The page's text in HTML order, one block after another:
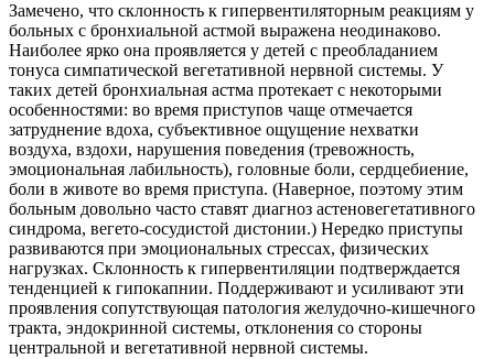
Замечено, что склонность к гипервентиляторным реакциям у
больных с бронхиальной астмой выражена неодинаково.
Наиболее ярко она проявляется у детей с преобладанием
тонуса симпатической вегетативной нервной системы. У
таких детей бронхиальная астма протекает с некоторыми
особенностями: во время приступов чаще отмечается
затруднение вдоха, субъективное ощущение нехватки
воздуха, вздохи, нарушения поведения (тревожность,
эмоциональная лабильность), головные боли, сердцебиение,
боли в животе во время приступа. (Наверное, поэтому этим
больным довольно часто ставят диагноз астеновегетативного
синдрома, вегето-сосудистой дистонии.) Нередко приступы
развиваются при эмоциональных стрессах, физических
нагрузках. Склонность к гипервентиляции подтверждается
тенденцией к гипокапнии. Поддерживают и усиливают эти
проявления сопутствующая патология желудочно-кишечного
тракта, эндокринной системы, отклонения со стороны
центральной и вегетативной нервной системы.